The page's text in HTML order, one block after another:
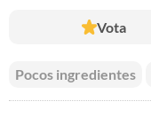
Vota
Pocos ingredientes